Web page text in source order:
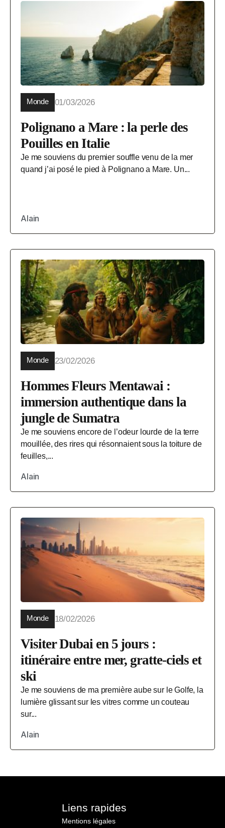
Monde 01/03/2026
Polignano a Mare : la perle des
Pouilles en Italie
Je me souviens du premier souffle venu de la mer
quand j’ai posé le pied à Polignano a Mare. Un...
Alain
Monde 23/02/2026
Hommes Fleurs Mentawai :
immersion authentique dans la
jungle de Sumatra
Je me souviens encore de l’odeur lourde de la terre
mouillée, des rires qui résonnaient sous la toiture de
feuilles,...
Alain
Monde 18/02/2026
Visiter Dubai en 5 jours :
itinéraire entre mer, gratte-ciels et
ski
Je me souviens de ma première aube sur le Golfe, la
lumière glissant sur les vitres comme un couteau
sur...
Alain
Liens rapides
Mentions légales